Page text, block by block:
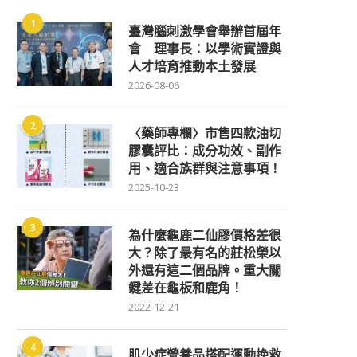
1
臺灣腦刺激學會舉辦首屆年
會 理事長：以學術實證與
人才培育推動本土發展
2026-08-06
2
〈藥師專欄〉市售四款油切
膠囊評比：成分功效、副作
用、適合族群與注意事項！
2025-10-23
3
為什麼龜鹿二仙膠價格差很
大？除了最有名的莊松榮以
外還有這二個品牌。重大關
鍵差在龜板和鹿角！
2022-12-21
4